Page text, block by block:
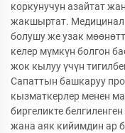
коркунучун азайтат
жакшыртат.
болушу же узак
келер мүмкүн болгон
жок кылуу үчүн
Сапаттын башкаруу
кызматкерлер менен
биргеликте
жана аяк кийимдин ар